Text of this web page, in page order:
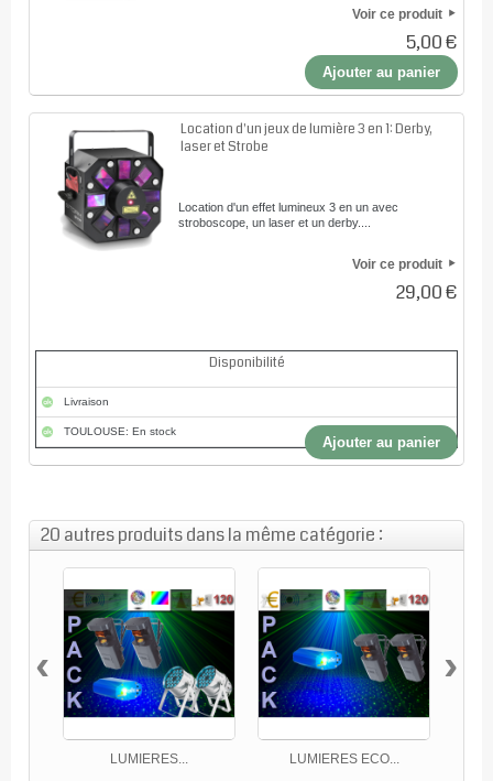
Voir ce produit
5,00 €
Ajouter au panier
Location d'un jeux de lumière 3 en 1: Derby,
laser et Strobe
Location d'un effet lumineux 3 en un avec
stroboscope, un laser et un derby....
Voir ce produit
29,00 €
Disponibilité
Livraison
TOULOUSE: En stock
Ajouter au panier
20 autres produits dans la même catégorie :
LUMIERES... LUMIERES ECO...
‹ ›